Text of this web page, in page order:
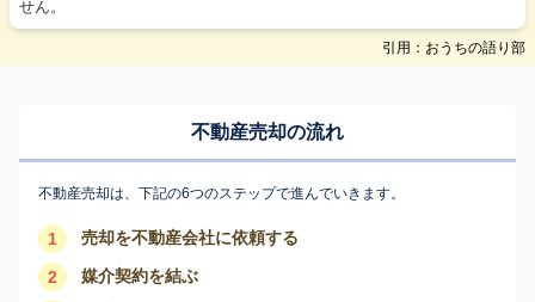
せん。
引用：おうちの語り部
不動産売却の流れ
不動産売却は、下記の6つのステップで進んでいきます。
1 売却を不動産会社に依頼する
2 媒介契約を結ぶ